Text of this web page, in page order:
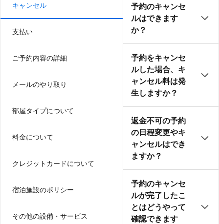
キャンセル
支払い
ご予約内容の詳細
メールのやり取り
部屋タイプについて
料金について
クレジットカードについて
宿泊施設のポリシー
その他の設備・サービス
予約のキャンセ
ルはできます
か？
予約をキャンセ
ルした場合、キ
ャンセル料は発
生しますか？
返金不可の予約
の日程変更やキ
ャンセルはでき
ますか？
予約のキャンセ
ルが完了したこ
とはどうやって
確認できます